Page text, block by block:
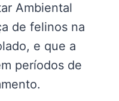
Ambiental
de felinos na
e que a
períodos de